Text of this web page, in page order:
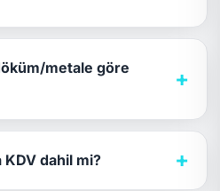
metale göre
+
KDV dahil mi? +